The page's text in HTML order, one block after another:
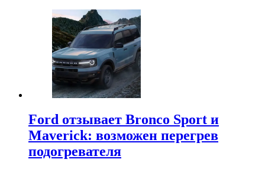
Ford отзывает Bronco Sport и
Maverick: возможен перегрев
подогревателя